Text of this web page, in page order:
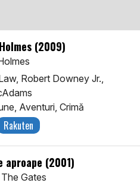
(2009)
Robert Downey Jr.,
Aventuri, Crimă
Rakuten
aproape (2001)
Gates